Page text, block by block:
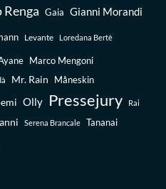
Renga Gaia Gianni Morandi
Levante Loredana Bertè
Marco Mengoni
Mr. Rain Måneskin
Olly Pressejury Rai
Serena Brancale Tananai